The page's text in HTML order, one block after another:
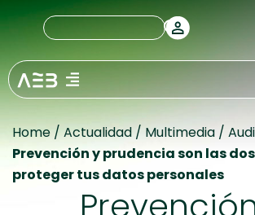
Home / Actualidad / Multimedia /
Prevención y prudencia son las
proteger tus datos personales